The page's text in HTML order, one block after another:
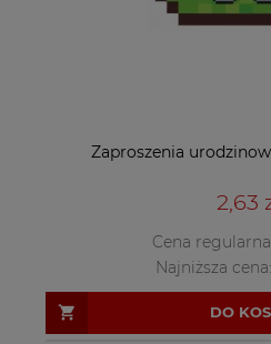
Zaproszenia
2,63
Cena
Najniższa
DO